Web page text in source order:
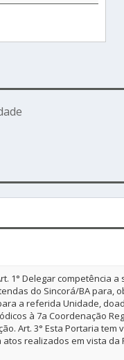
1° Delegar competência
do Sincorá/BA
a referida Unidade,
à 7a Coordenação
Art. 3° Esta Portaria
realizados em vista da